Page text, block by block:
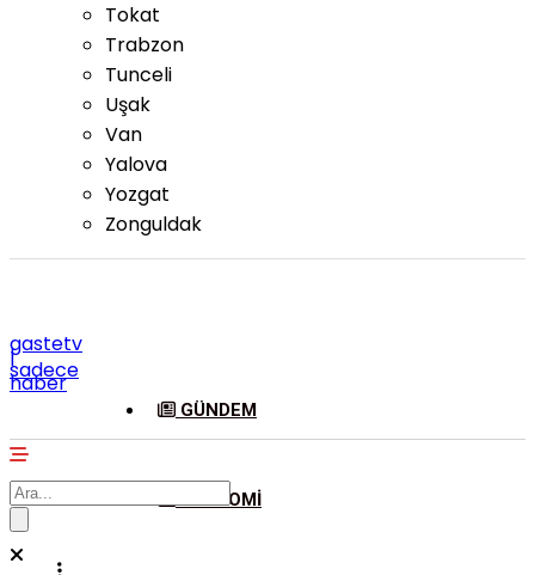
Tokat
Trabzon
Tunceli
Uşak
Van
Yalova
Yozgat
Zonguldak
gastetv
|
sadece
haber
GÜNDEM
EKONOMI